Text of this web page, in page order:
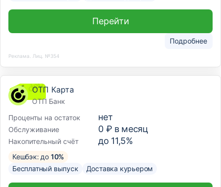
Подробнее
Перейти
Реклама. Лиц. №354
ОТП Карта
ОТП Банк
Проценты на остаток
нет
Обслуживание 0 ₽ в месяц
Накопительный счёт до 11,5%
Кешбэк: до 10%
Бесплатный выпуск
Доставка курьером